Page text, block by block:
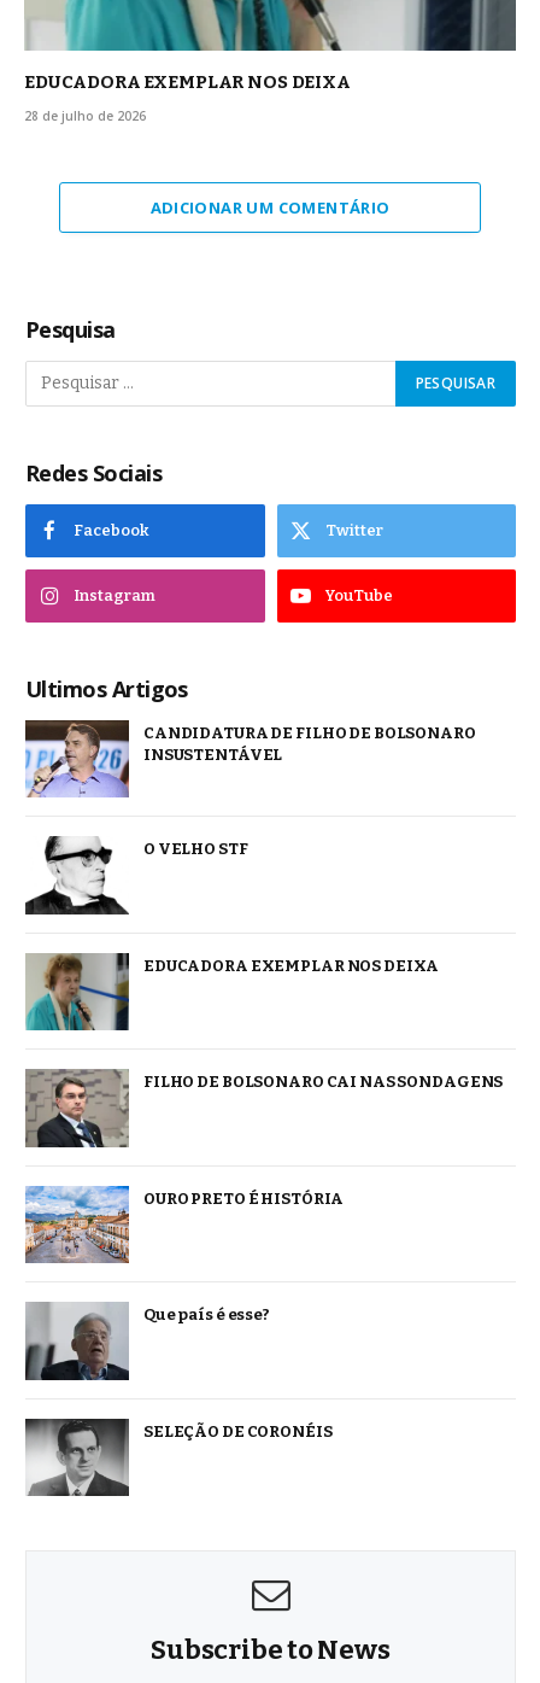
EDUCADORA EXEMPLAR NOS DEIXA
28 de julho de 2026
ADICIONAR UM COMENTÁRIO
Pesquisa
Redes Sociais
Facebook Twitter
Instagram YouTube
Ultimos Artigos
CANDIDATURA DE FILHO DE BOLSONARO
INSUSTENTÁVEL
O VELHO STF
EDUCADORA EXEMPLAR NOS DEIXA
FILHO DE BOLSONARO CAI NAS SONDAGENS
OURO PRETO É HISTÓRIA
Que país é esse?
SELEÇÃO DE CORONÉIS
Subscribe to News